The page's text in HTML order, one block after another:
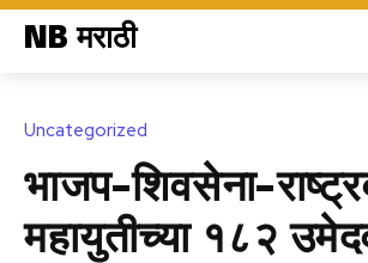
NB मराठी
Uncategorized
भाजप-शिवसेना-
महायुतीच्या १८२